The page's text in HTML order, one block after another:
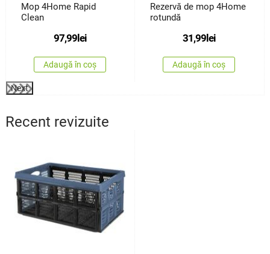
Mop 4Home Rapid
Clean
97,99 lei
Adaugă în coș
Rezervă de mop 4Home
rotundă
31,99 lei
Adaugă în coș
Next
Recent revizuite